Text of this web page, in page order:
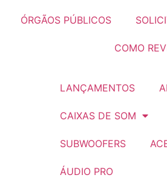
ÓRGÃOS PÚBLICOS
COMO
LANÇAMENTOS
CAIXAS DE SOM
SUBWOOFERS
ÁUDIO PRO